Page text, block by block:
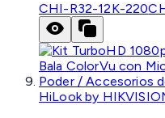
CHI-R32-12K-220
HiLook by